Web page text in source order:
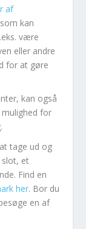
af
kan
være
eller andre
for at gøre
kan også
for
tage ud og
et
Find en
her. Bor du
en af